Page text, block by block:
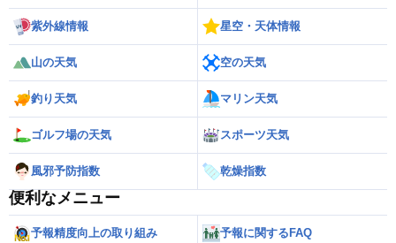
紫外線情報 星空・天体情報
山の天気 空の天気
釣り天気 マリン天気
ゴルフ場の天気 スポーツ天気
風邪予防指数 乾燥指数
便利なメニュー
予報精度向上の取り組み 予報に関するFAQ